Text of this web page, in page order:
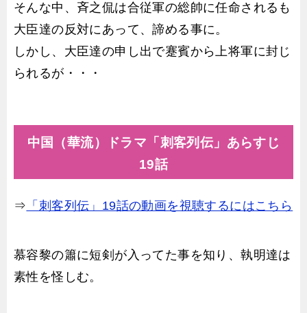
そんな中、斉之侃は合従軍の総帥に任命されるも
大臣達の反対にあって、諦める事に。
しかし、大臣達の申し出で蹇賓から上将軍に封じ
られるが・・・
中国（華流）ドラマ「刺客列伝」あらすじ
19話
⇒ 「刺客列伝」19話の動画を視聴するにはこちら
慕容黎の簫に短剣が入ってた事を知り、執明達は
素性を怪しむ。